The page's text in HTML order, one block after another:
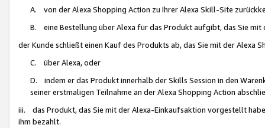
A. von der Alexa Shopping Action zu Ihrer Alexa Skill-Site
B. eine Bestellung über Alexa für das Produkt aufgibt, das Sie mit
der Kunde schließt einen Kauf des Produkts ab, das Sie mit der Alexa
C. über Alexa, oder
D. indem er das Produkt innerhalb der Skills Session in den
seiner erstmaligen Teilnahme an der Alexa Shopping Action
iii. das Produkt, das Sie mit der Alexa-Einkaufsaktion vorgestellt
ihm bezahlt.